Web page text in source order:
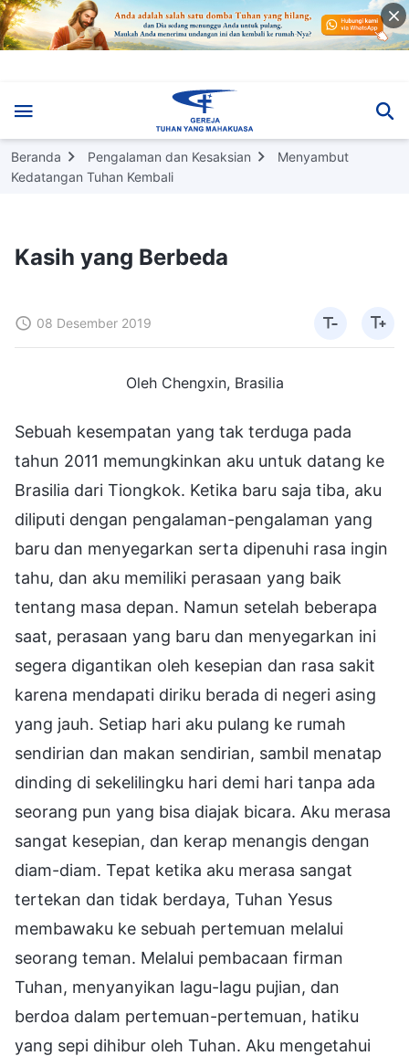
Beranda Pengalaman dan Kesaksian
Menyambut
Kedatangan Tuhan Kembali
Kasih yang Berbeda
08 Desember 2019
Oleh Chengxin, Brasilia
Sebuah kesempatan yang tak terduga pada
tahun 2011 memungkinkan aku untuk datang ke
Brasilia dari Tiongkok. Ketika baru saja tiba, aku
diliputi dengan pengalaman-pengalaman yang
baru dan menyegarkan serta dipenuhi rasa ingin
tahu, dan aku memiliki perasaan yang baik
tentang masa depan. Namun setelah beberapa
saat, perasaan yang baru dan menyegarkan ini
segera digantikan oleh kesepian dan rasa sakit
karena mendapati diriku berada di negeri asing
yang jauh. Setiap hari aku pulang ke rumah
sendirian dan makan sendirian, sambil menatap
dinding di sekelilingku hari demi hari tanpa ada
seorang pun yang bisa diajak bicara. Aku merasa
sangat kesepian, dan kerap menangis dengan
diam-diam. Tepat ketika aku merasa sangat
tertekan dan tidak berdaya, Tuhan Yesus
membawaku ke sebuah pertemuan melalui
seorang teman. Melalui pembacaan firman
Tuhan, menyanyikan lagu-lagu pujian, dan
berdoa dalam pertemuan-pertemuan, hatiku
yang sepi dihibur oleh Tuhan. Aku mengetahui